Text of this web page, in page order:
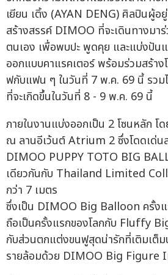
เยียน เติ้ง (AYAN DENG) ศิลปินผู้อ
สร้างสรรค์ DIMOO ที่จะเดินทางมา
ตนเอง เพื่อพบปะ พูดคุย และแบ่งปันแ
ออกแบบคาแรคเตอร์ พร้อมร่วมสร้าง
ฟกับแฟน ๆ ในวันที่ 7 พ.ค. 69 นี้ รวม
ที่จะเกิดขึ้นในวันที่ 8 - 9 พ.ค. 69 นี้
ภายในงานแบ่งออกเป็น 2 โซนหลัก
ณ ลานอีเว้นต์ Atrium 2 ซึ่งโดดเด่น
DIMOO PUPPY TOTO BIG
เดียวกันกับ Thailand Limited
กว่า 7 เมตร
ซึ่งเป็น DIMOO Big Balloon ครั้งแ
ถือเป็นครั้งแรกของโลกกับ Fluffy
กับส่วนตกแต่งขนฟูสุดน่ารักที่เติมเต็ม
รายล้อมด้วย DIMOO Big